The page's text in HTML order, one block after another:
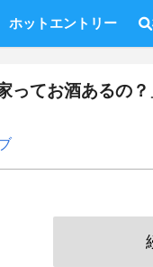
ホットエントリー
ってお酒あるの？